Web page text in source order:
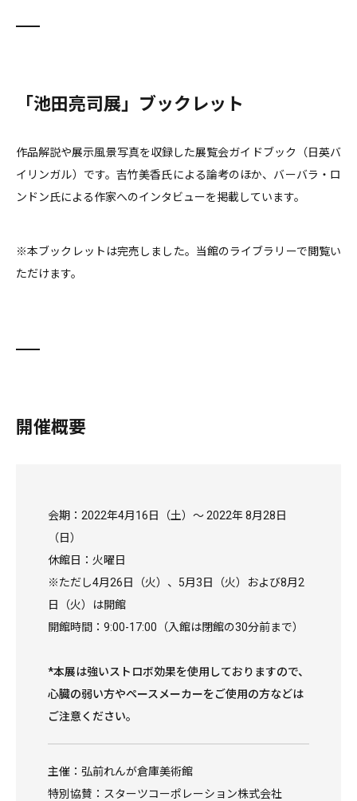
「池田亮司展」ブックレット
作品解説や展示風景写真を収録した展覧会ガイドブック（日英バ
イリンガル）です。吉竹美香氏による論考のほか、バーバラ・ロ
ンドン氏による作家へのインタビューを掲載しています。
※本ブックレットは完売しました。当館のライブラリーで閲覧い
ただけます。
開催概要
会期：2022年4月16日（土）〜 2022年 8月28日
（日）
休館日：火曜日
※ただし4月26日（火）、5月3日（火）および8月2
日（火）は開館
開館時間：9:00-17:00（入館は閉館の30分前まで）
*本展は強いストロボ効果を使用しておりますので、
心臓の弱い方やペースメーカーをご使用の方などは
ご注意ください。
主催：弘前れんが倉庫美術館
特別協賛：スターツコーポレーション株式会社